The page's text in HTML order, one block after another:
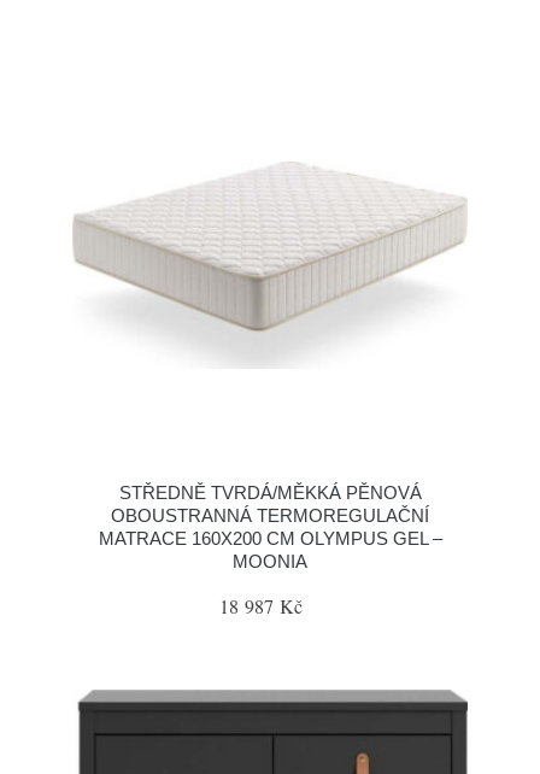
STŘEDNĚ TVRDÁ/MĚKKÁ PĚNOVÁ
OBOUSTRANNÁ TERMOREGULAČNÍ
MATRACE 160X200 CM OLYMPUS GEL –
MOONIA
18 987 Kč